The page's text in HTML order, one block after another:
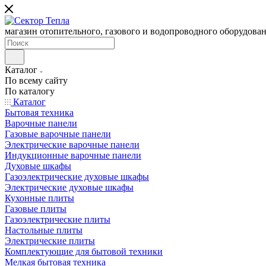
магазин отопительного, газового и водопроводного
Каталог
По всему сайту
По каталогу
Каталог
Бытовая техника
Варочные панели
Газовые варочные панели
Электрические варочные панели
Индукционные варочные панели
Духовые шкафы
Газоэлектрические духовые шкафы
Электрические духовые шкафы
Кухонные плиты
Газовые плиты
Газоэлектрические плиты
Настольные плиты
Электрические плиты
Комплектующие для бытовой техники
Мелкая бытовая техника